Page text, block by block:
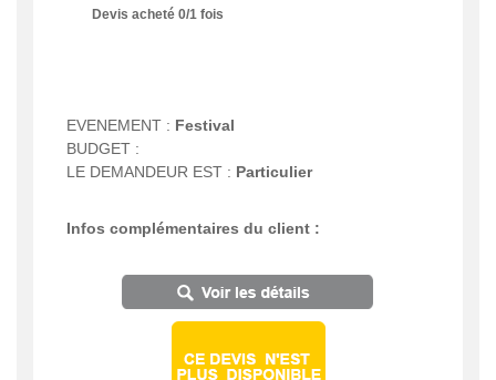
Devis acheté 0/1 fois
EVENEMENT : Festival
BUDGET :
LE DEMANDEUR EST : Particulier
Infos complémentaires du client :